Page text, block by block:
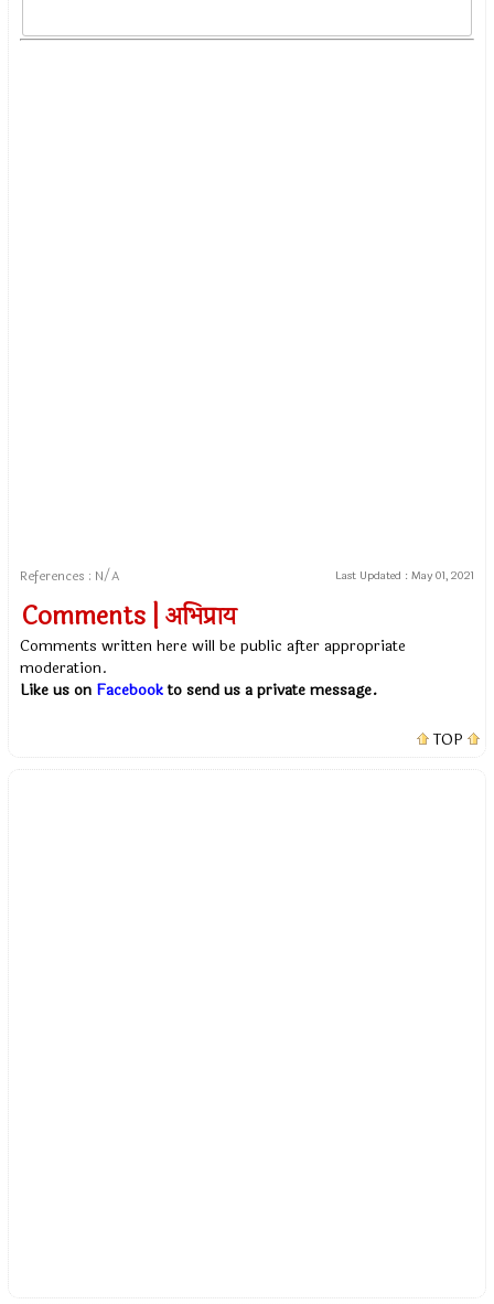
References : N/A Last Updated : May 01, 2021
Comments | अभिप्राय
Comments written here will be public after appropriate
moderation.
Like us on Facebookto send us a private message.
TOP